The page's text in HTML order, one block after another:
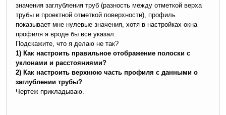
значения заглубления труб (разность между отметкой верха
трубы и проектной отметкой поверхности), профиль
показывает мне нулевые значения, хотя в настройках окна
профиля я вроде бы все указал.
Подскажите, что я делаю не так?
1) Как настроить правильное отображение полоски с
уклонами и расстояниями?
2) Как настроить верхнюю часть профиля с данными о
заглублении трубы?
Чертеж прикладываю.